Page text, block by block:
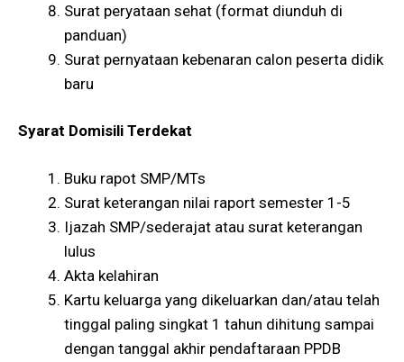
Surat peryataan sehat (format diunduh di
panduan)
Surat pernyataan kebenaran calon peserta didik
baru
Syarat Domisili Terdekat
Buku rapot SMP/MTs
Surat keterangan nilai raport semester 1-5
Ijazah SMP/sederajat atau surat keterangan
lulus
Akta kelahiran
Kartu keluarga yang dikeluarkan dan/atau telah
tinggal paling singkat 1 tahun dihitung sampai
dengan tanggal akhir pendaftaraan PPDB